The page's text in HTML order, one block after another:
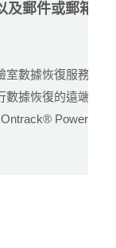
及郵件或郵箱遺
室數據恢復服務
數據恢復的遠端數